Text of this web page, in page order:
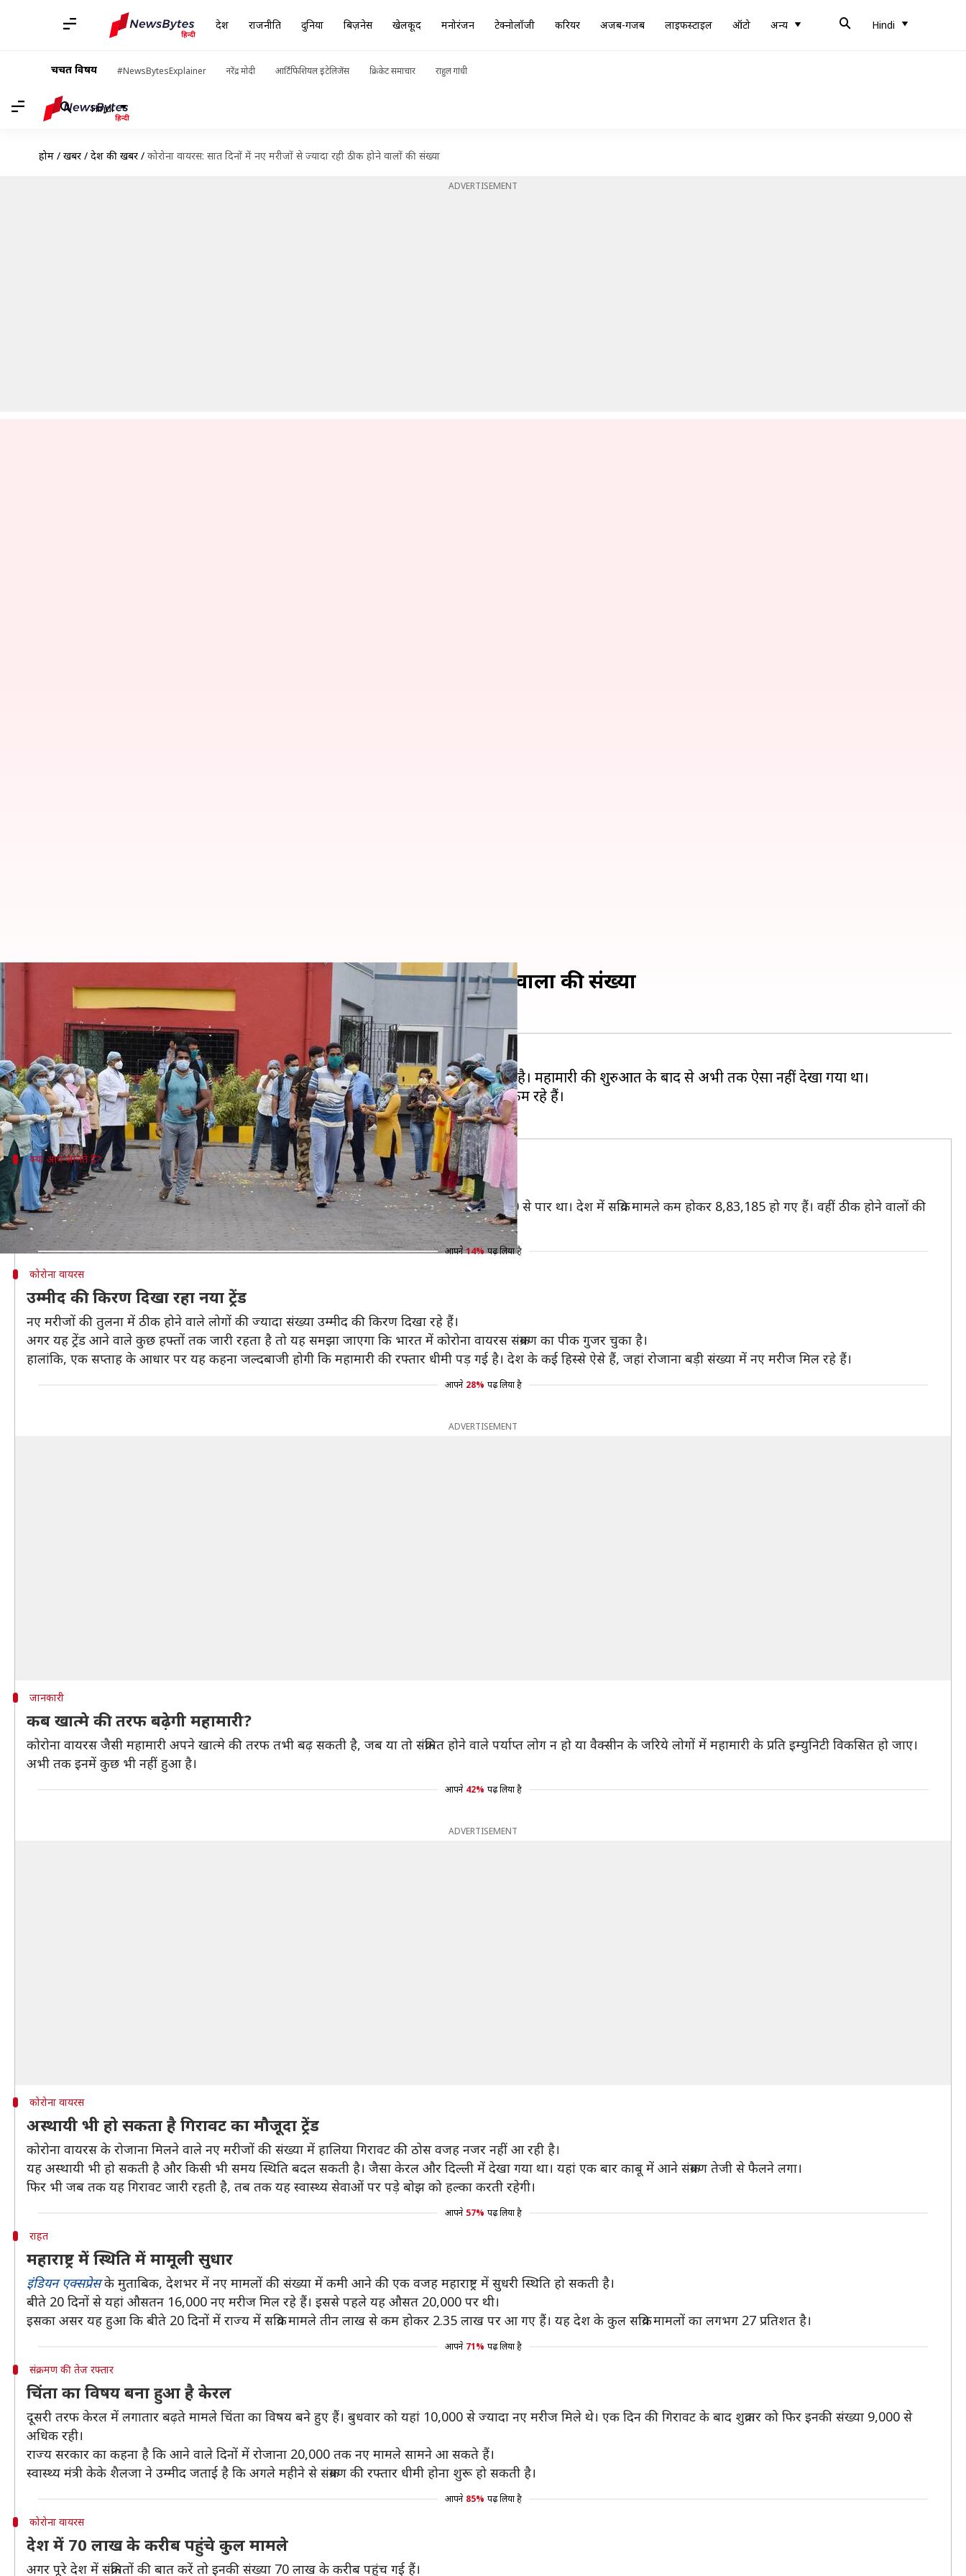
देश राजनीति दुनिया बिज़नेस खेलकूद मनोरंजन टेक्नोलॉजी करियर अजब-गजब लाइफस्टाइल ऑटो अन्य Hindi
चर्चित विषय #NewsBytesExplainer नरेंद्र मोदी आर्टिफिशियल इंटेलिजेंस क्रिकेट समाचार राहुल गांधी
Hindi
होम / खबरें / देश की खबरें / कोरोना वायरस: सात दिनों में नए मरीजों से ज्यादा रही ठीक होने वालों की संख्या
ADVERTISEMENT
कोरोना वायरस: सात दिनों में नए मरीजों से ज्यादा रही ठीक होने वालों की संख्या
Oct 10, 2020 04:45 pm
क्या है खबर?
देश में बीते सात दिनों से कोरोना वायरस से ठीक होने वाले लोगों की संख्या नए मरीजों से ज्यादा रही है। महामारी की शुरुआत के बाद से अभी तक ऐसा नहीं देखा गया था।
वहीं बीते 22 दिनों में से 17 ऐसे रहे हैं, जब कोरोना के नए मामले उस दिन ठीक होने वाले मरीजों से कम रहे हैं।
क्या आप जानते हैं?
देश में अब तक लगभग 60 लाख लोग ठीक हुए
शुक्रवार की बात करें तो 73,272 नए मरीजों में संक्रमण की पुष्टि हुई। वहीं ठीक होने वाला का आंकड़ा 82,000 से पार था। देश में सक्रिय मामले कम होकर 8,83,185 हो गए हैं। वहीं ठीक होने वालों की
कुल संख्या 59,88,822 हो गई है।
आपने 14% पढ़ लिया है
कोरोना वायरस
उम्मीद की किरण दिखा रहा नया ट्रेंड
नए मरीजों की तुलना में ठीक होने वाले लोगों की ज्यादा संख्या उम्मीद की किरण दिखा रहे हैं।
अगर यह ट्रेंड आने वाले कुछ हफ्तों तक जारी रहता है तो यह समझा जाएगा कि भारत में कोरोना वायरस संक्रमण का पीक गुजर चुका है।
हालांकि, एक सप्ताह के आधार पर यह कहना जल्दबाजी होगी कि महामारी की रफ्तार धीमी पड़ गई है। देश के कई हिस्से ऐसे हैं, जहां रोजाना बड़ी संख्या में नए मरीज मिल रहे हैं।
आपने 28% पढ़ लिया है
ADVERTISEMENT
जानकारी
कब खात्मे की तरफ बढ़ेगी महामारी?
कोरोना वायरस जैसी महामारी अपने खात्मे की तरफ तभी बढ़ सकती है, जब या तो संक्रमित होने वाले पर्याप्त लोग न हो या वैक्सीन के जरिये लोगों में महामारी के प्रति इम्युनिटी विकसित हो जाए।
अभी तक इनमें कुछ भी नहीं हुआ है।
आपने 42% पढ़ लिया है
ADVERTISEMENT
कोरोना वायरस
अस्थायी भी हो सकता है गिरावट का मौजूदा ट्रेंड
कोरोना वायरस के रोजाना मिलने वाले नए मरीजों की संख्या में हालिया गिरावट की ठोस वजह नजर नहीं आ रही है।
यह अस्थायी भी हो सकती है और किसी भी समय स्थिति बदल सकती है। जैसा केरल और दिल्ली में देखा गया था। यहां एक बार काबू में आने संक्रमण तेजी से फैलने लगा।
फिर भी जब तक यह गिरावट जारी रहती है, तब तक यह स्वास्थ्य सेवाओं पर पड़े बोझ को हल्का करती रहेगी।
आपने 57% पढ़ लिया है
राहत
महाराष्ट्र में स्थिति में मामूली सुधार
इंडियन एक्सप्रेसके मुताबिक, देशभर में नए मामलों की संख्या में कमी आने की एक वजह महाराष्ट्र में सुधरी स्थिति हो सकती है।
बीते 20 दिनों से यहां औसतन 16,000 नए मरीज मिल रहे हैं। इससे पहले यह औसत 20,000 पर थी।
इसका असर यह हुआ कि बीते 20 दिनों में राज्य में सक्रिय मामले तीन लाख से कम होकर 2.35 लाख पर आ गए हैं। यह देश के कुल सक्रिय मामलों का लगभग 27 प्रतिशत है।
आपने 71% पढ़ लिया है
संक्रमण की तेज रफ्तार
चिंता का विषय बना हुआ है केरल
दूसरी तरफ केरल में लगातार बढ़ते मामले चिंता का विषय बने हुए हैं। बुधवार को यहां 10,000 से ज्यादा नए मरीज मिले थे। एक दिन की गिरावट के बाद शुक्रवार को फिर इनकी संख्या 9,000 से
अधिक रही।
राज्य सरकार का कहना है कि आने वाले दिनों में रोजाना 20,000 तक नए मामले सामने आ सकते हैं।
स्वास्थ्य मंत्री केके शैलजा ने उम्मीद जताई है कि अगले महीने से संक्रमण की रफ्तार धीमी होना शुरू हो सकती है।
आपने 85% पढ़ लिया है
कोरोना वायरस
देश में 70 लाख के करीब पहुंचे कुल मामले
अगर पूरे देश में संक्रमितों की बात करें तो इनकी संख्या 70 लाख के करीब पहुंच गई हैं।